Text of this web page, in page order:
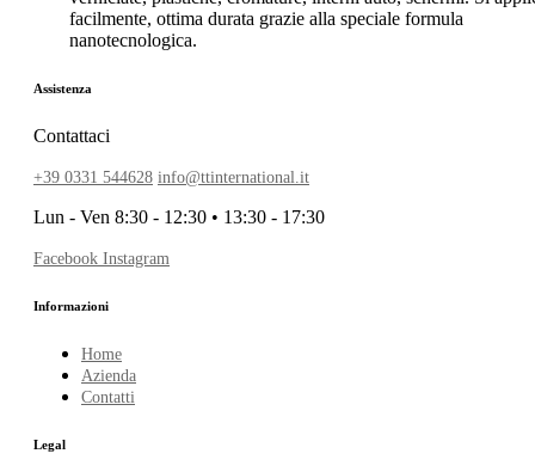
facilmente, ottima durata grazie alla speciale formula
nanotecnologica.
Assistenza
Contattaci
+39 0331 544628 info@ttinternational.it
Lun - Ven 8:30 - 12:30 • 13:30 - 17:30
Facebook Instagram
Informazioni
Home
Azienda
Contatti
Legal